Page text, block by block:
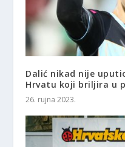
Dalić nikad nije
Hrvatu koji briljira u
26. rujna 2023.